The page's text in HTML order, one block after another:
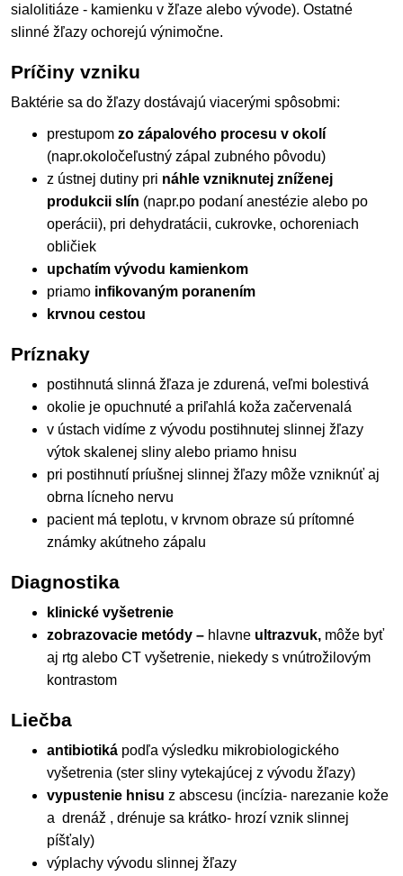
sialolitiáze - kamienku v žľaze alebo vývode). Ostatné
slinné žľazy ochorejú výnimočne.
Príčiny vzniku
Baktérie sa do žľazy dostávajú viacerými spôsobmi:
prestupom zo zápalového procesu v okolí
(napr.okoločeľustný zápal zubného pôvodu)
z ústnej dutiny pri náhle vzniknutej zníženej
produkcii slín (napr.po podaní anestézie alebo po
operácii), pri dehydratácii, cukrovke, ochoreniach
obličiek
upchatím vývodu kamienkom
priamo infikovaným poranením
krvnou cestou
Príznaky
postihnutá slinná žľaza je zdurená, veľmi bolestivá
okolie je opuchnuté a priľahlá koža začervenalá
v ústach vidíme z vývodu postihnutej slinnej žľazy
výtok skalenej sliny alebo priamo hnisu
pri postihnutí príušnej slinnej žľazy môže vzniknúť aj
obrna lícneho nervu
pacient má teplotu, v krvnom obraze sú prítomné
známky akútneho zápalu
Diagnostika
klinické vyšetrenie
zobrazovacie metódy – hlavne ultrazvuk, môže byť
aj rtg alebo CT vyšetrenie, niekedy s vnútrožilovým
kontrastom
Liečba
antibiotiká podľa výsledku mikrobiologického
vyšetrenia (ster sliny vytekajúcej z vývodu žľazy)
vypustenie hnisu z abscesu (incízia- narezanie kože
a drenáž , drénuje sa krátko- hrozí vznik slinnej
píšťaly)
výplachy vývodu slinnej žľazy